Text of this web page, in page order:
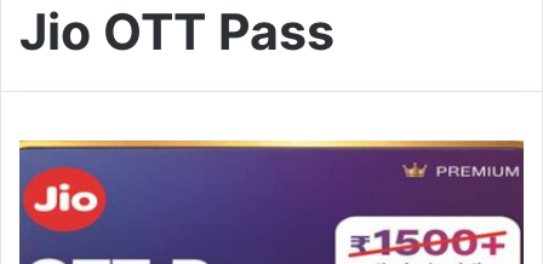
Jio OTT Pass